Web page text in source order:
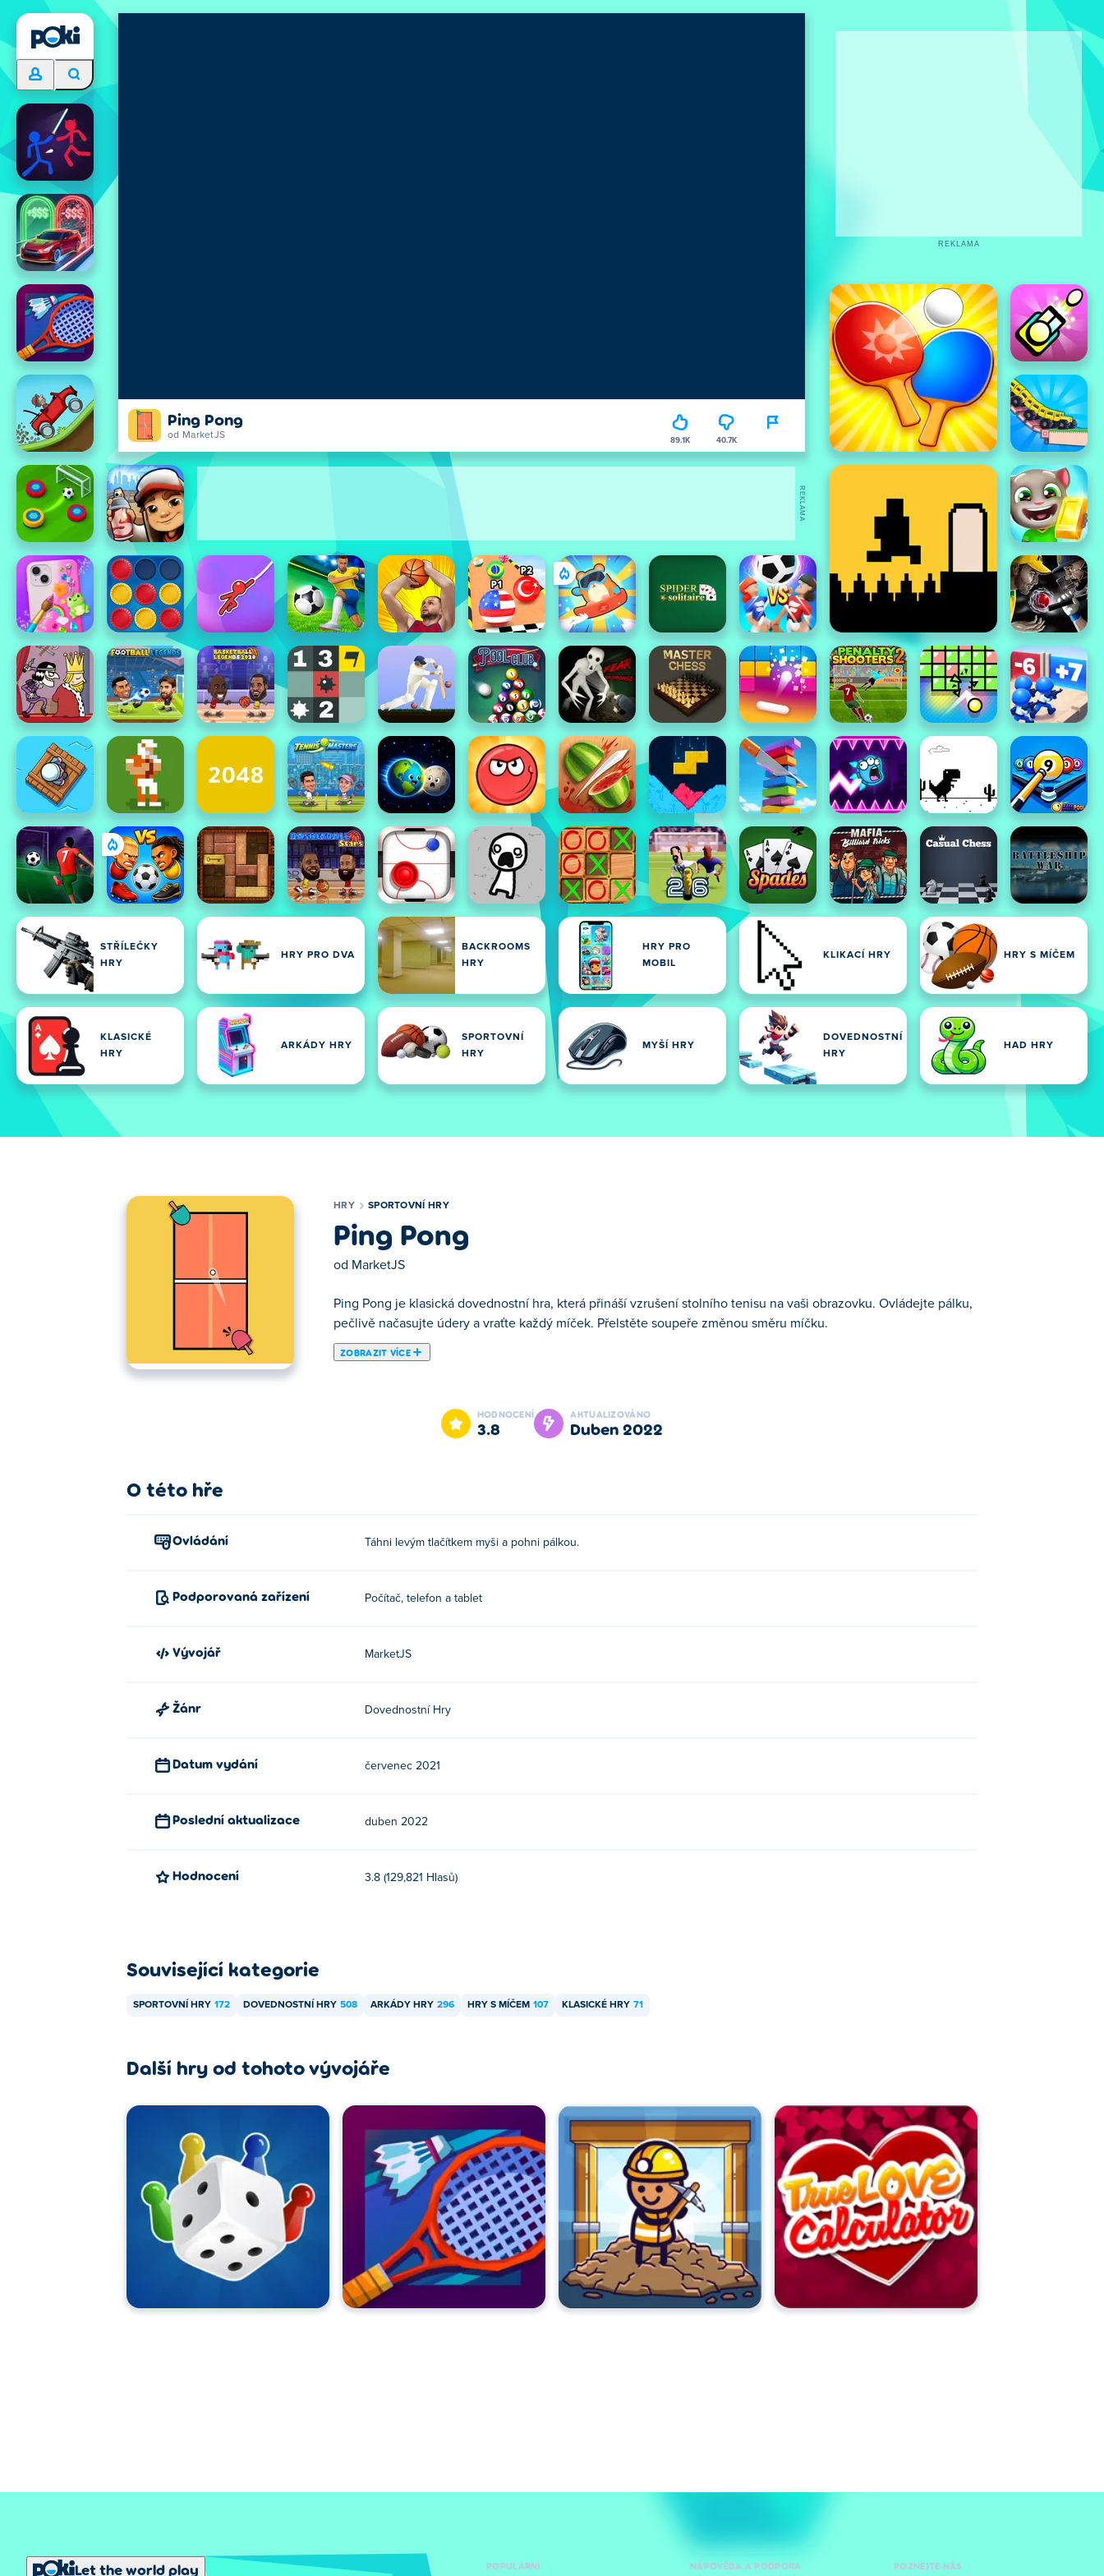
Ping Pong
od MarketJS 89.1K 40.7K
STŘÍLEČKY
HRY
HRY PRO DVA
BACKROOMS
HRY
HRY PRO
MOBIL
KLIKACÍ HRY HRY S MÍČEM
KLASICKÉ
HRY
ARKÁDY HRY
SPORTOVNÍ
HRY
MYŠÍ HRY
DOVEDNOSTNÍ
HRY
HAD HRY
REKLAMA
REKLAMA
HRY SPORTOVNÍ HRY
Ping Pong
od MarketJS
Ping Pong je klasická dovednostní hra, která přináší vzrušení stolního tenisu na vaši obrazovku. Ovládejte pálku,
pečlivě načasujte údery a vraťte každý míček. Přelstěte soupeře změnou směru míčku.
ZOBRAZIT VÍCE
Zde si můžeš zahrát Ping Pong. Ping Pong je jednou z našich vybraných Sportovní Hry.
HODNOCENÍ
3.8
AKTUALIZOVÁNO
duben 2022
O této hře
Ovládání Táhni levým tlačítkem myši a pohni pálkou.
Podporovaná zařízení Počítač, telefon a tablet
Vývojář MarketJS
Žánr Dovednostní Hry
Datum vydání červenec 2021
Poslední aktualizace duben 2022
Hodnocení 3.8 (129,821 Hlasů)
Související kategorie
SPORTOVNÍ HRY 172 DOVEDNOSTNÍ HRY 508 ARKÁDY HRY 296 HRY S MÍČEM 107 KLASICKÉ HRY 71
Další hry od tohoto vývojáře
Let the world play POPULÁRNÍ NÁPOVĚDA A PODPORA POZNEJTE NÁS